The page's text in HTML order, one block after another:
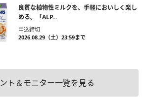
良質な植物性ミルクを、手軽においしく楽し
める。「ALP...
申込締切
2026.08.29（土）23:59まで
ト＆モニター一覧を見る